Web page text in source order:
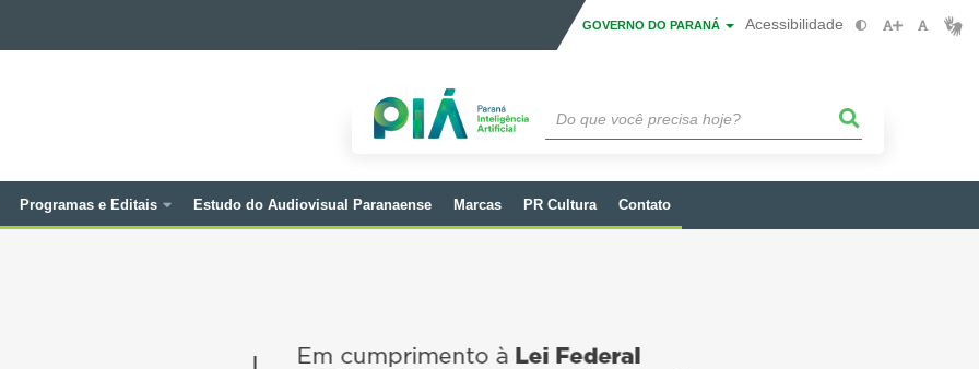
GOVERNO DO PARANÁ Acessibilidade
Programas e Editais Estudo do Audiovisual Paranaense Marcas PR Cultura Contato